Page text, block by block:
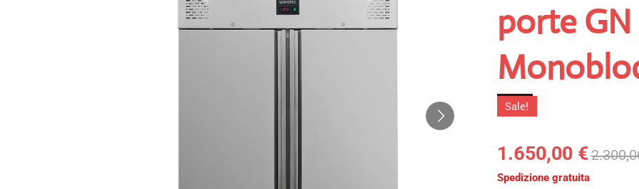
porte
Sale!
1.650,00 €
Spedizione gratuita